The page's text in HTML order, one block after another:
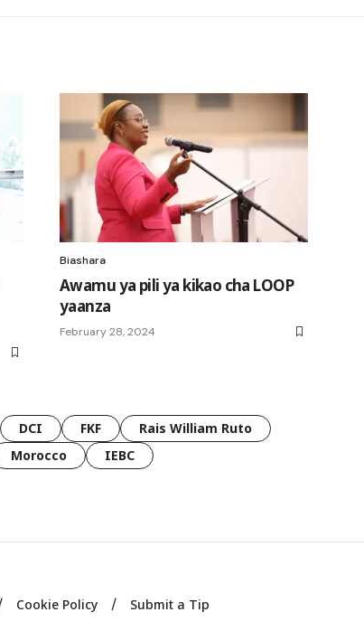
Biashara
Awamu ya pili ya kikao cha LOOP
yaanza
February 28, 2024
DCI FKF
Rais William Ruto
Morocco IEBC
Cookie Policy Submit a Tip